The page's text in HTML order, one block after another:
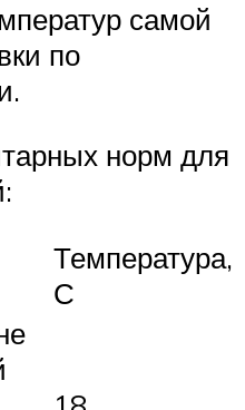
самой
по
норм для
Температура,
С